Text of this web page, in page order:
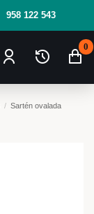
958 122 543
0
Sartén ovalada